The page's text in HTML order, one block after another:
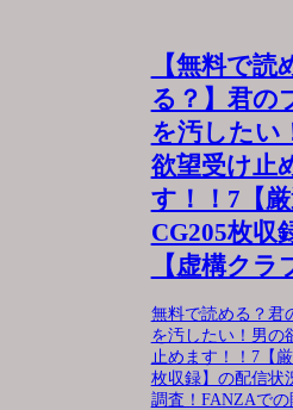
【無料で読
る？】君の
を汚したい
欲望受け止
す！！7【
CG205枚収
【虚構クラ
無料で読める？君
を汚したい！男の
止めます！！7【
枚収録】の配信状
調査！FANZAで